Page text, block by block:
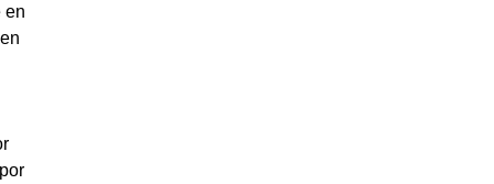
en